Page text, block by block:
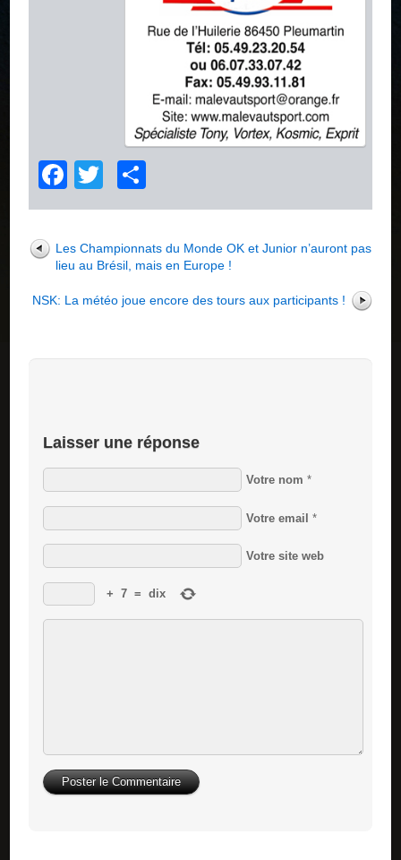
Facebook
Twitter
Les Championnats du Monde OK et Junior n’auront pas
lieu au Brésil, mais en Europe !
NSK: La météo joue encore des tours aux participants !
Laisser une réponse
Votre nom *
Votre email *
Votre site web
+ 7 = dix